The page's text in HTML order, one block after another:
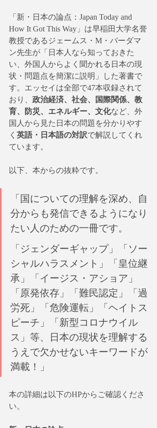
「新・日本の論点：Japan Today and
How It Got This Way」は早稲田大学名誉
教授であるジェームス・M・バーダマ
ン先生が「日本人なら知っておきた
い、外国人からよく聞かれる日本の現
状・問題点を簡潔に説明」した著書で
す。エッセイは全部で47本収録されて
おり、 政治経済、社会、国際関係、教
育、防災、エネルギー、文化など、外
国人から見た日本の問題を分かりやす
く 英語・日本語の対訳で解説してくれ
ています。
以下、本からの抜粋です。
「国についての理解を深め、自
分からも発信できるようになり
たい人のための一冊です。
「ジェンダーギャップ」「ソー
シャルハラスメント」「皇位継
承」「イージス・アショア」
「原発依存」「難民認定」「過
労死」「危険運転」「ヘイトス
ピーチ」「新型コロナウイル
ス」等、日本の現状を理解する
うえで欠かせないキーワードが
満載！」
本の詳細は以下のHPからご確認くださ
い。